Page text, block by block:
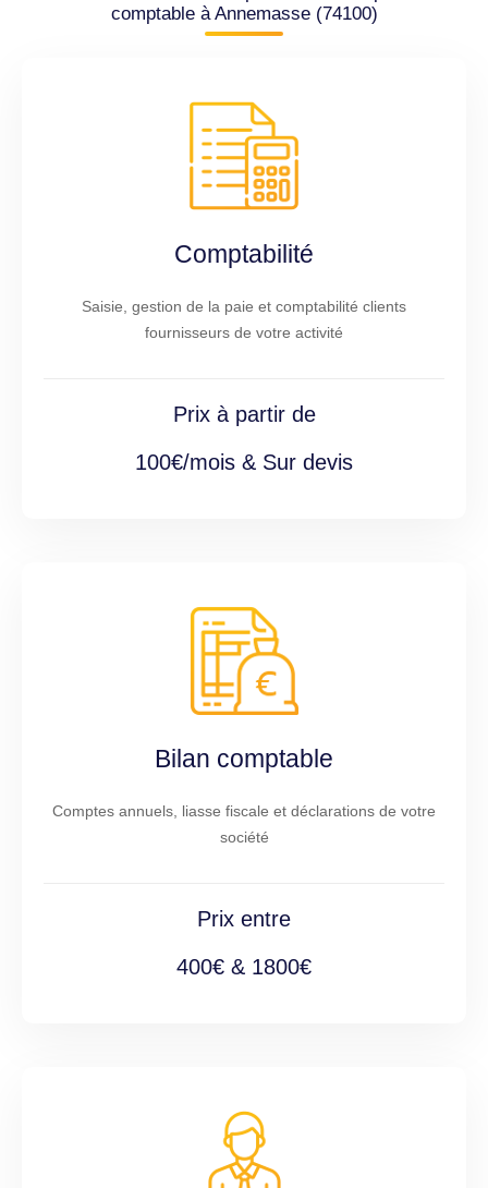
comptable à Annemasse (74100)
Comptabilité
Saisie, gestion de la paie et comptabilité clients
fournisseurs de votre activité
Prix à partir de
100€/mois & Sur devis
Bilan comptable
Comptes annuels, liasse fiscale et déclarations de votre
société
Prix entre
400€ & 1800€